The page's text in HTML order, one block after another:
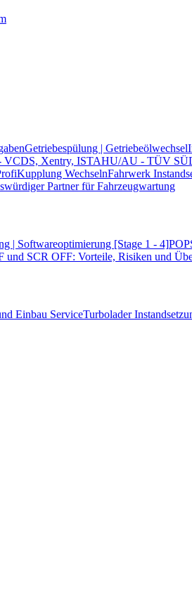
Getriebespülung | Getriebeölwechsel
VCDS, Xentry, ISTAHU/AU - TÜV
Kupplung WechselnFahrwerk
Partner für Fahrzeugwartung
| Softwareoptimierung [Stage 1 - 4]
SCR OFF: Vorteile, Risiken und
Einbau ServiceTurbolader